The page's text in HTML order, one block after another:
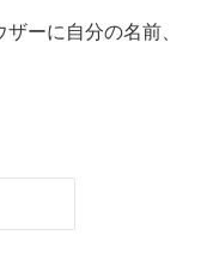
ーに自分の名前、